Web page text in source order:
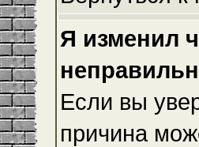
Я изменил
Если вы
причина